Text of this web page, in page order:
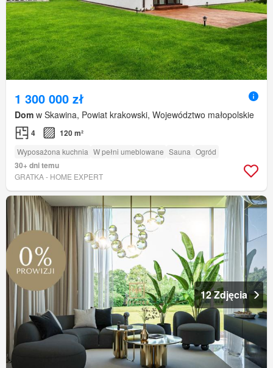
1 300 000 zł
Dom w Skawina, Powiat krakowski, Województwo małopolskie
4 120 m²
Wyposażona kuchnia W pełni umeblowane Sauna Ogród
30+ dni temu
GRATKA - HOME EXPERT
12 Zdjęcia